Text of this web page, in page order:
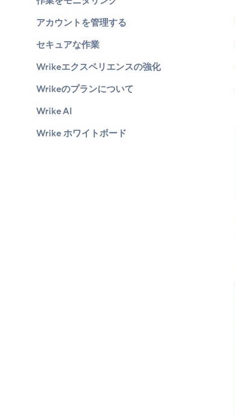
アカウントを管理する
セキュアな作業
Wrikeエクスペリエンスの強化
Wrikeのプランについて
Wrike AI
Wrike ホワイトボード